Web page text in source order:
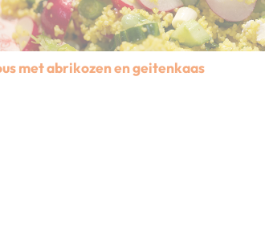
met abrikozen en geitenkaas
over Couscous met abrikozen en geitenkaas